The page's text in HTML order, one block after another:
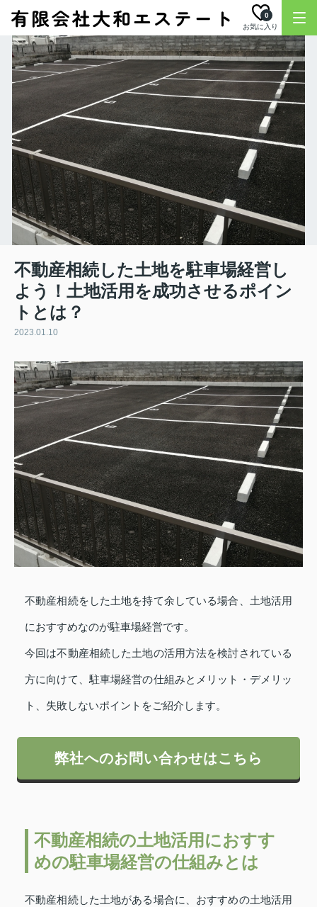
お気に入り
0
不動産相続した土地を駐車場経営し
よう！土地活用を成功させるポイン
トとは？
2023.01.10
不動産相続をした土地を持て余している場合、土地活用
におすすめなのが駐車場経営です。
今回は不動産相続した土地の活用方法を検討されている
方に向けて、駐車場経営の仕組みとメリット・デメリッ
ト、失敗しないポイントをご紹介します。
弊社へのお問い合わせはこちら
不動産相続の土地活用におすす
めの駐車場経営の仕組みとは
不動産相続した土地がある場合に、おすすめの土地活用